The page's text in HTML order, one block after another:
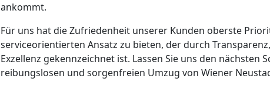
ankommt.
Für uns hat die Zufriedenheit unserer Kunden oberste
serviceorientierten Ansatz zu bieten, der durch Transparenz,
Exzellenz gekennzeichnet ist. Lassen Sie uns den nächsten
reibungslosen und sorgenfreien Umzug von Wiener